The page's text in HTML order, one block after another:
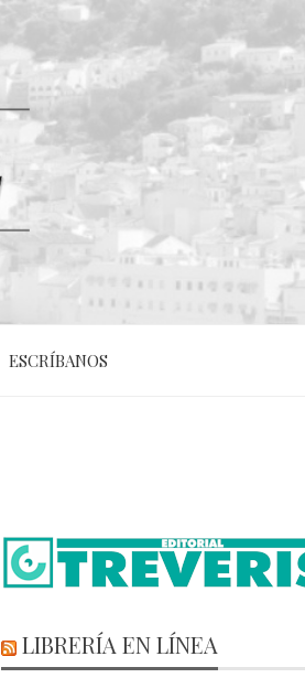
ESCRÍBANOS
LIBRERÍA EN LÍNEA